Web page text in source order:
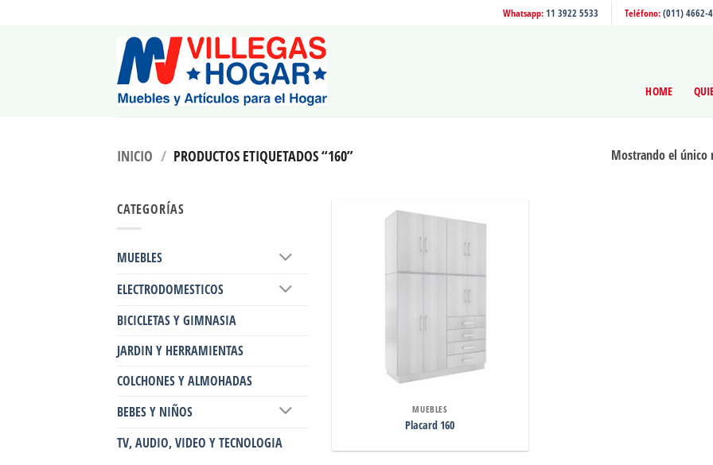
Whatsapp:11 3922 5533 Teléfono:(011) 4662-
HOME
INICIO / PRODUCTOS ETIQUETADOS “160” Mostrando el único
CATEGORÍAS
MUEBLES
ELECTRODOMESTICOS
BICICLETAS Y GIMNASIA
JARDIN Y HERRAMIENTAS
COLCHONES Y ALMOHADAS
BEBES Y NIÑOS
TV, AUDIO, VIDEO Y TECNOLOGIA
MUEBLES
Placard 160